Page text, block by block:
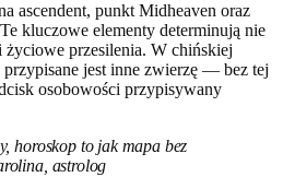
ascendent, punkt Midheaven oraz
kluczowe elementy determinują nie
przesilenia. W chińskiej
jest inne zwierzę — bez tej
osobowości przypisywany
horoskop to jak mapa bez
astrolog